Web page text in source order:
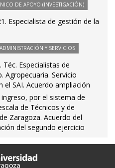
DE APOYO (INVESTIGACIÓN)
Especialista de gestión de la
Y SERVICIOS
Especialistas de
Agropecuaria. Servicio
el SAI. Acuerdo ampliación
por el sistema de
de Técnicos y de
Zaragoza. Acuerdo del
del segundo ejercicio